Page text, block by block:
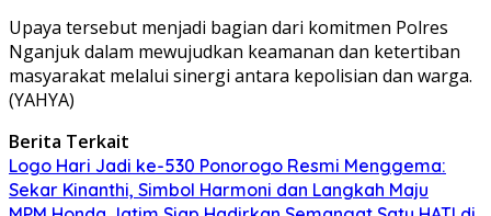
Upaya tersebut menjadi bagian dari komitmen Polres
Nganjuk dalam mewujudkan keamanan dan ketertiban
masyarakat melalui sinergi antara kepolisian dan warga.
(YAHYA)
Berita Terkait
Logo Hari Jadi ke-530 Ponorogo Resmi Menggema:
Sekar Kinanthi, Simbol Harmoni dan Langkah Maju